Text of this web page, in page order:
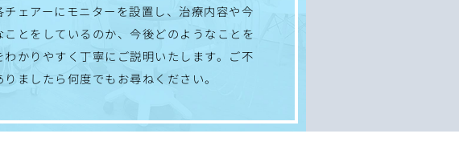
チェアーにモニターを設置し、治療内容や今
ことをしているのか、今後どのようなことを
わかりやすく丁寧にご説明いたします。ご不
ましたら何度でもお尋ねください。